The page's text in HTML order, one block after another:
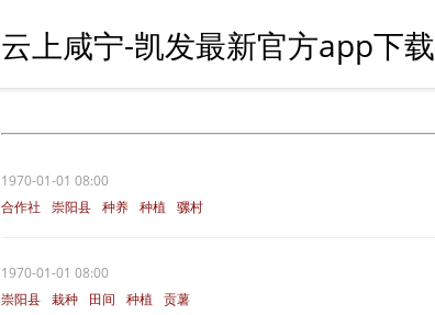
云上咸宁-凯发最新官方app下载
1970-01-01 08:00
合作社
崇阳县 种养 种植 骡村
1970-01-01 08:00
崇阳县 栽种 田间 种植 贡薯